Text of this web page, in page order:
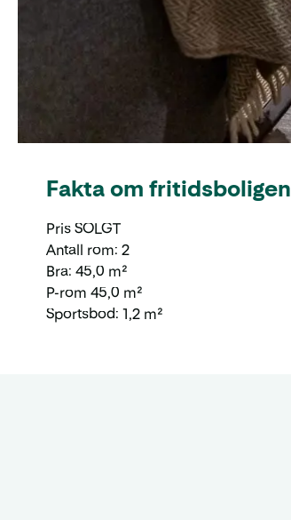
Fakta om fritidsboligen
Pris SOLGT
Antall rom: 2
Bra: 45,0 m²
P-rom 45,0 m²
Sportsbod: 1,2 m²